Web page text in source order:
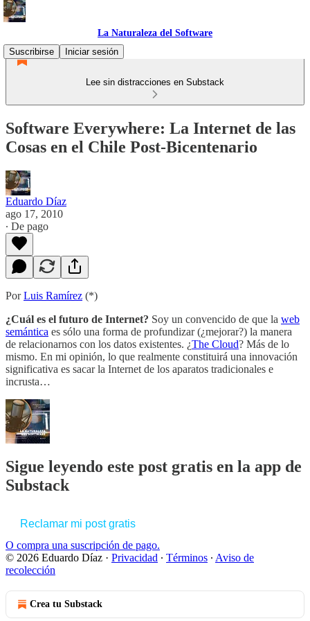
La Naturaleza del Software
Suscribirse
Iniciar sesión
Lee sin distracciones en Substack
Software Everywhere: La Internet de las
Cosas en el Chile Post-Bicentenario
Eduardo Díaz
ago 17, 2010
∙ De pago
PorLuis Ramírez (*)
¿Cuál es el futuro de Internet? Soy un convencido de que la web
semántica es sólo una forma de profundizar (¿mejorar?) la manera
de relacionarnos con los datos existentes. ¿The Cloud? Más de lo
mismo. En mi opinión, lo que realmente constituirá una innovación
significativa es sacar la Internet de los aparatos tradicionales e
incrusta…
Sigue leyendo este post gratis en la app de
Substack
Reclamar mi post gratis
O compra una suscripción de pago.
© 2026 Eduardo Díaz · Privacidad ∙ Términos ∙ Aviso de
recolección
Crea tu Substack